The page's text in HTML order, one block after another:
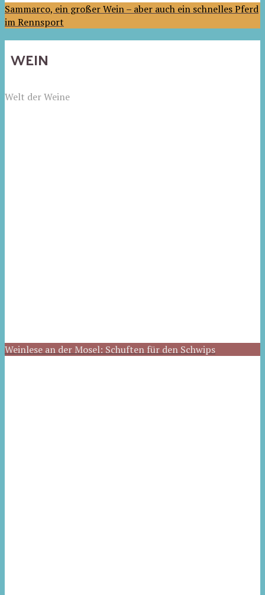
Sammarco, ein großer Wein – aber auch ein schnelles Pferd
im Rennsport
WEIN
Welt der Weine
Weinlese an der Mosel: Schuften für den Schwips